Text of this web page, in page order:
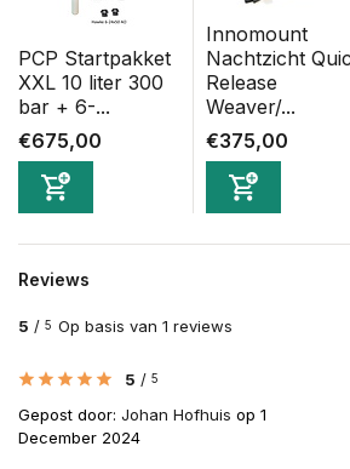
PCP Startpakket
XXL 10 liter 300
bar + 6-...
€675,00
Innomount
Nachtzicht
Release
Weaver/...
€375,00
Reviews
5 / 5 Op basis van 1 reviews
5 / 5
Gepost door: Johan Hofhuis op 1
December 2024